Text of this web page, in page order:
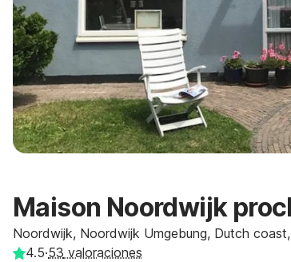
Maison Noordwijk
Noordwijk, Noordwijk Umgebung, Dutch
4.5·53 valoraciones